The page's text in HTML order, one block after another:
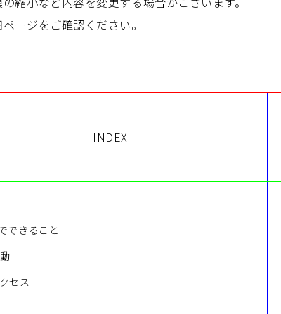
ージをご確認ください。
INDEX
できること
セス